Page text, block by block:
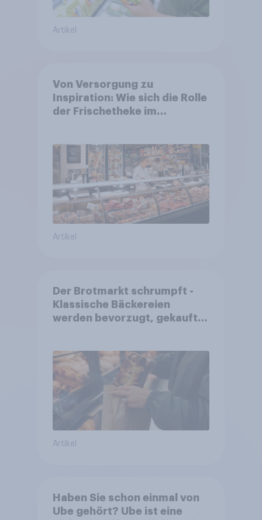
Artikel
Von Versorgung zu
Inspiration: Wie sich die Rolle
der Frischetheke im
Artikel
Der Brotmarkt schrumpft -
Klassische Bäckereien
werden bevorzugt, gekauft
Artikel
Haben Sie schon einmal von
Ube gehört? Ube ist eine